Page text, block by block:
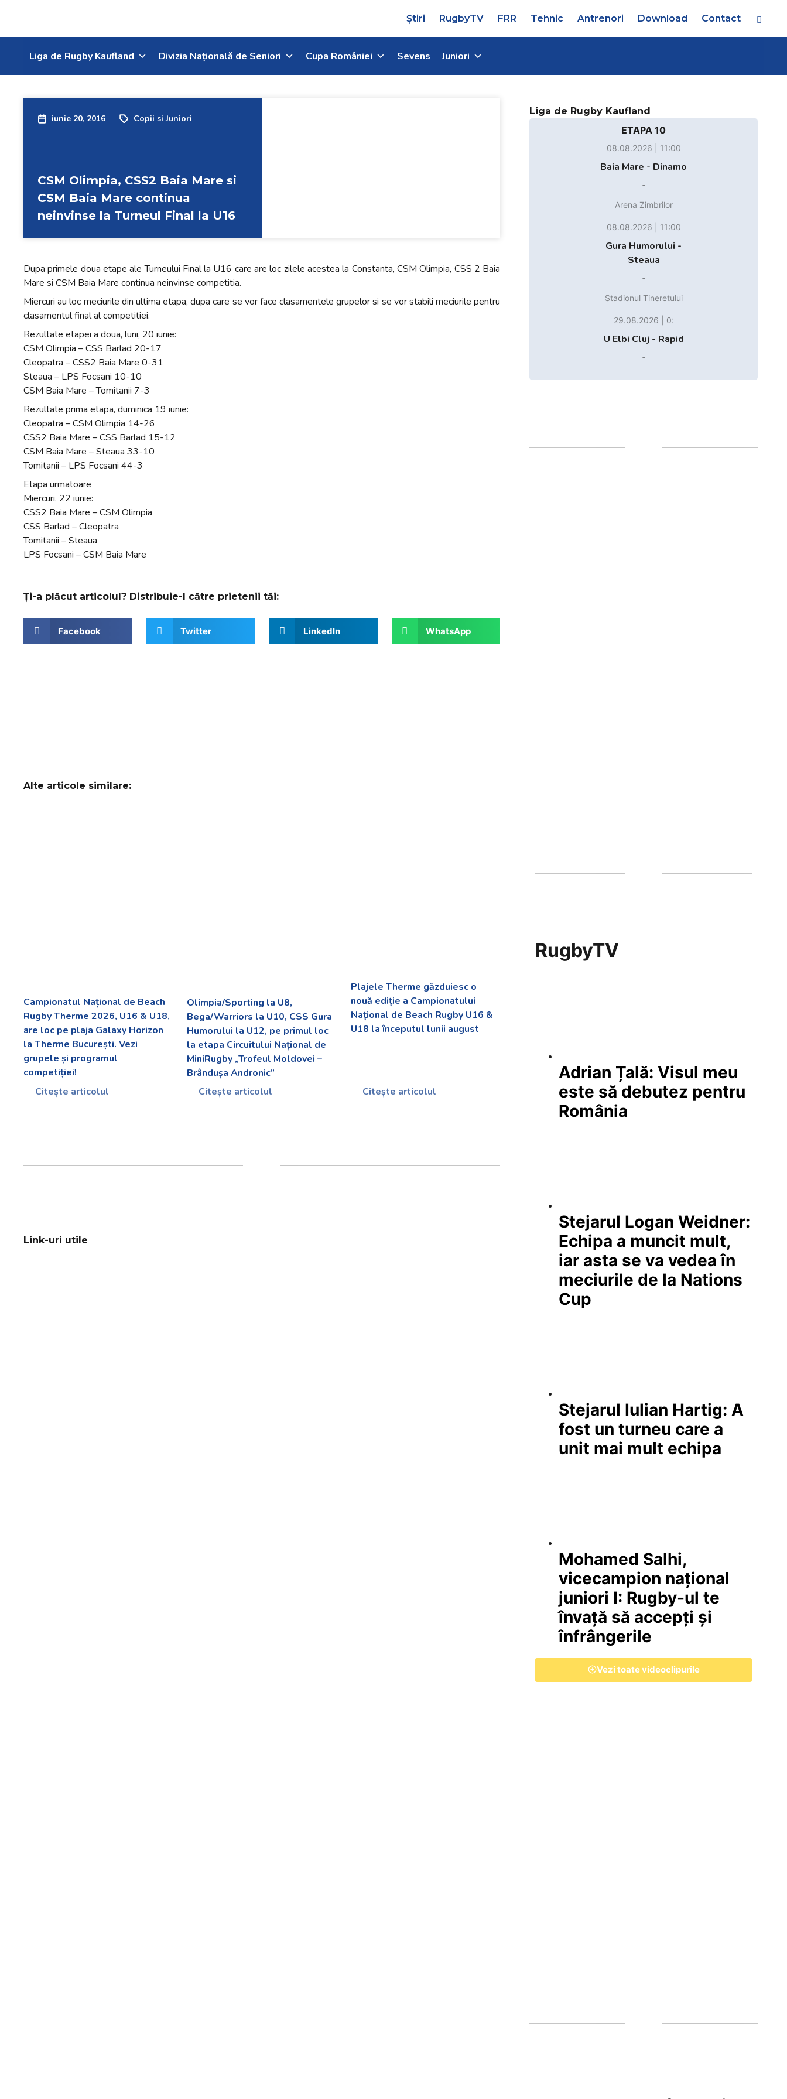
Știri RugbyTV FRR Tehnic Antrenori Download Contact
Liga de Rugby Kaufland Divizia Națională de Seniori Cupa României Sevens Juniori
iunie 20, 2016 Copii si Juniori
CSM Olimpia, CSS2 Baia Mare si
CSM Baia Mare continua
neinvinse la Turneul Final la U16
Dupa primele doua etape ale Turneului Final la U16 care are loc zilele acestea la Constanta, CSM Olimpia, CSS 2 Baia
Mare si CSM Baia Mare continua neinvinse competitia.
Miercuri au loc meciurile din ultima etapa, dupa care se vor face clasamentele grupelor si se vor stabili meciurile pentru
clasamentul final al competitiei.
Rezultate etapei a doua, luni, 20 iunie:
CSM Olimpia – CSS Barlad 20-17
Cleopatra – CSS2 Baia Mare 0-31
Steaua – LPS Focsani 10-10
CSM Baia Mare – Tomitanii 7-3
Rezultate prima etapa, duminica 19 iunie:
Cleopatra – CSM Olimpia 14-26
CSS2 Baia Mare – CSS Barlad 15-12
CSM Baia Mare – Steaua 33-10
Tomitanii – LPS Focsani 44-3
Etapa urmatoare
Miercuri, 22 iunie:
CSS2 Baia Mare – CSM Olimpia
CSS Barlad – Cleopatra
Tomitanii – Steaua
LPS Focsani – CSM Baia Mare
Ți-a plăcut articolul? Distribuie-l către prietenii tăi:
Facebook Twitter LinkedIn WhatsApp
Alte articole similare:
Campionatul Național de Beach
Rugby Therme 2026, U16 & U18,
are loc pe plaja Galaxy Horizon
la Therme București. Vezi
grupele și programul
competiției!
Citește articolul
Olimpia/Sporting la U8,
Bega/Warriors la U10, CSS Gura
Humorului la U12, pe primul loc
la etapa Circuitului Național de
MiniRugby „Trofeul Moldovei –
Brândușa Andronic”
Citește articolul
Plajele Therme găzduiesc o
nouă ediție a Campionatului
Național de Beach Rugby U16 &
U18 la începutul lunii august
Citește articolul
Link-uri utile
Liga de Rugby Kaufland
ETAPA 10
08.08.2026 | 11:00
Baia Mare - Dinamo
-
Arena Zimbrilor
08.08.2026 | 11:00
Gura Humorului -
Steaua
-
Stadionul Tineretului
29.08.2026 | 0:
U Elbi Cluj - Rapid
-
RugbyTV
Adrian Țală: Visul meu
este să debutez pentru
România
Stejarul Logan Weidner:
Echipa a muncit mult,
iar asta se va vedea în
meciurile de la Nations
Cup
Stejarul Iulian Hartig: A
fost un turneu care a
unit mai mult echipa
Mohamed Salhi,
vicecampion național
juniori I: Rugby-ul te
învață să accepți și
înfrângerile
Vezi toate videoclipurile